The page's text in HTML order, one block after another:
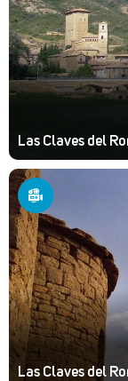
Las Claves del
Las Claves del